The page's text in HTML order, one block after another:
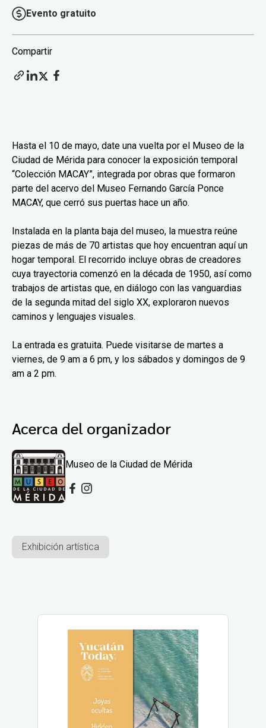
Evento gratuito
Compartir
Hasta el 10 de mayo, date una vuelta por el Museo de la
Ciudad de Mérida para conocer la exposición temporal
“Colección MACAY”, integrada por obras que formaron
parte del acervo del Museo Fernando García Ponce
MACAY, que cerró sus puertas hace un año.
Instalada en la planta baja del museo, la muestra reúne
piezas de más de 70 artistas que hoy encuentran aquí un
hogar temporal. El recorrido incluye obras de creadores
cuya trayectoria comenzó en la década de 1950, así como
trabajos de artistas que, en diálogo con las vanguardias
de la segunda mitad del siglo XX, exploraron nuevos
caminos y lenguajes visuales.
La entrada es gratuita. Puede visitarse de martes a
viernes, de 9 am a 6 pm, y los sábados y domingos de 9
am a 2 pm.
Acerca del organizador
Museo de la Ciudad de Mérida
Exhibición artística